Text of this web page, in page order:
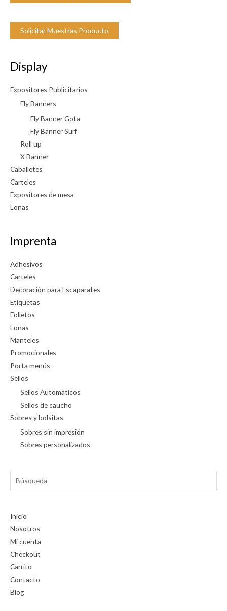
Solicitar Muestras Producto
Display
Expositores Publicitarios
Fly Banners
Fly Banner Gota
Fly Banner Surf
Roll up
X Banner
Caballetes
Carteles
Expositores de mesa
Lonas
Imprenta
Adhesivos
Carteles
Decoración para Escaparates
Etiquetas
Folletos
Lonas
Manteles
Promocionales
Porta menús
Sellos
Sellos Automáticos
Sellos de caucho
Sobres y bolsitas
Sobres sin impresión
Sobres personalizados
Búsqueda
Inicio
Nosotros
Mi cuenta
Checkout
Carrito
Contacto
Blog